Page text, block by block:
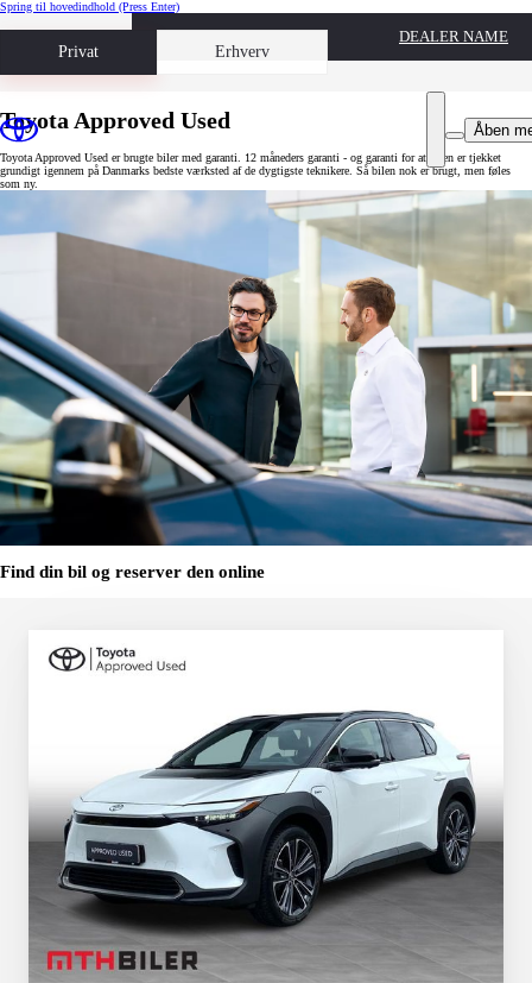
Spring til hovedindhold (Press Enter)
Privat Erhverv
Book prøvetur
DEALER NAME
Åben
Toyota Approved Used
Toyota Approved Used er brugte biler med garanti. 12 måneders garanti - og garanti for at bilen er tjekket
grundigt igennem på Danmarks bedste værksted af de dygtigste teknikere. Så bilen nok er brugt, men føles
som ny.
Find din bil og reserver den online